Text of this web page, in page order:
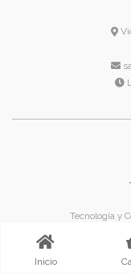
Tecnología y
Inicio